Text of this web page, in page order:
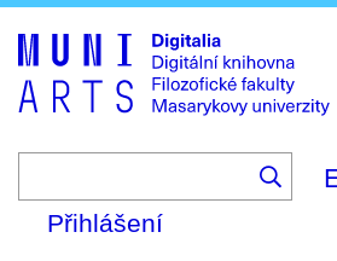
to
main
content
Přihlášení